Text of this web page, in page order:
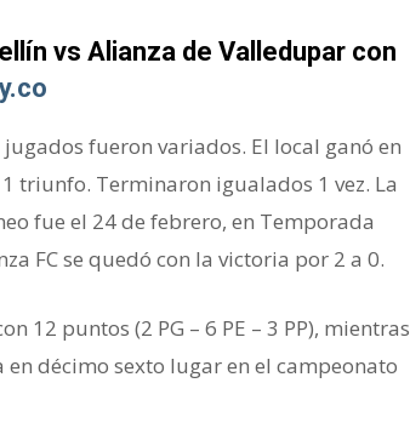
vs Alianza de Valledupar con
fueron variados. El local ganó en
triunfo. Terminaron igualados 1 vez. La
fue el 24 de febrero, en Temporada
FC se quedó con la victoria por 2 a 0.
12 puntos (2 PG – 6 PE – 3 PP), mientras
décimo sexto lugar en el campeonato